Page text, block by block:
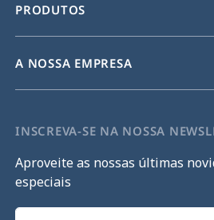
PRODUTOS
A NOSSA EMPRESA
INSCREVA-SE NA NOSSA
Aproveite as nossas últimas
especiais